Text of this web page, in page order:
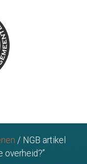
/ NGB artikel
overheid?”